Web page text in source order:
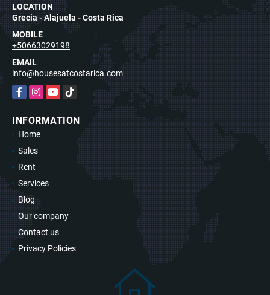
LOCATION
Grecia - Alajuela - Costa Rica
MOBILE
+50663029198
EMAIL
info@housesatcostarica.com
FacebookInstagram
YouTubeTikTok
INFORMATION
Home
Sales
Rent
Services
Blog
Our company
Contact us
Privacy Policies